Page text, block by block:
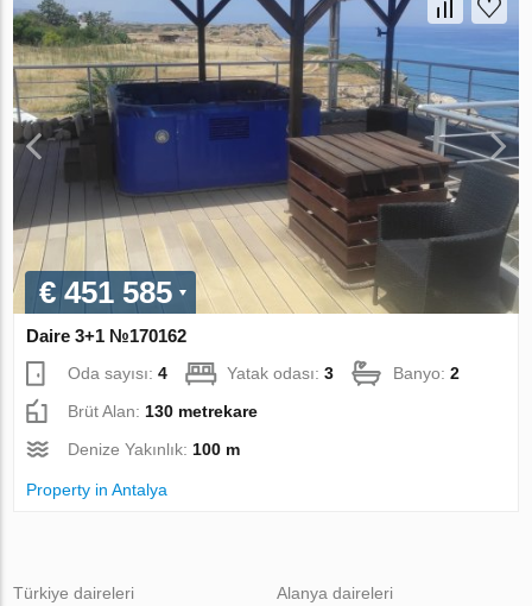
€ 451 585
Daire 3+1 №170162
Oda sayısı:4 Yatak odası:3 Banyo:2
Brüt Alan: 130 metrekare
Denize Yakınlık: 100 m
Property in Antalya
Türkiye daireleri
Alanya daireleri